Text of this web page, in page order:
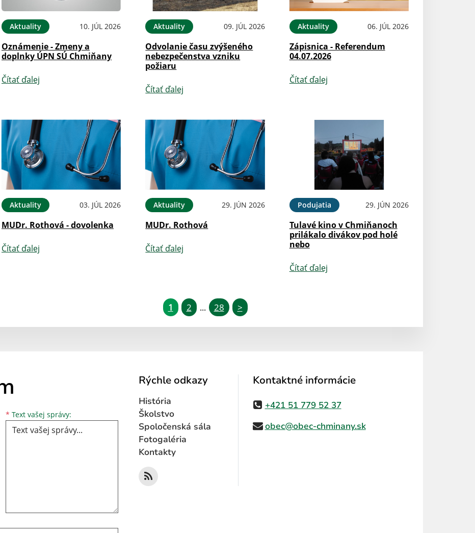
Aktuality 10. JÚL 2026
Oznámenie - Zmeny a
doplnky ÚPN SÚ Chmiňany
Čítať ďalej
Aktuality 09. JÚL 2026
Odvolanie času zvýšeného
nebezpečenstva vzniku
požiaru
Čítať ďalej
Aktuality 06. JÚL 2026
Zápisnica - Referendum
04.07.2026
Čítať ďalej
Aktuality 03. JÚL 2026
MUDr. Rothová - dovolenka
Čítať ďalej
Aktuality 29. JÚN 2026
MUDr. Rothová
Čítať ďalej
Podujatia 29. JÚN 2026
Tulavé kino v Chmiňanoch
prilákalo divákov pod holé
nebo
Čítať ďalej
1 2 ... 28 >
* Text vašej správy: Text vašej správy...
Rýchle odkazy
História
Školstvo
Spoločenská sála
Fotogaléria
Kontakty
Kontaktné informácie
+421 51 779 52 37
obec@obec-chminany.sk